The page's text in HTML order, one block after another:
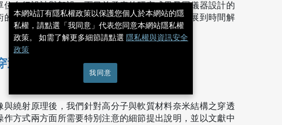
自行設計與架設，而目前發表的研究成果又因儀器設計的
重要發展，尤其在如何將小角度光散射技術擴展到時間解
透式電子顯微鏡分析[ 下載 PDF ]
繞射原理後，我們針對高分子與軟質材料奈米結構之穿透
方式兩方面所需要特別注意的細節提出說明，並以文獻中
本網站訂有隱私權政策以保護您個人於本網站的隱
私權，請點選「我同意」代表您同意本網站隱私權
政策。 如需了解更多細節請點選 隱私權與資訊安全
政策
我同意